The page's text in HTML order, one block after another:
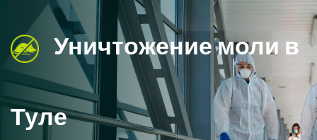
Уничтожение моли в
Туле